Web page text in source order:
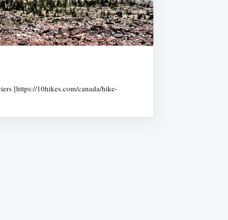
[https://10hikes.com/canada/hike-